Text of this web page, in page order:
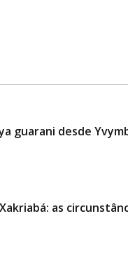
guarani desde
as